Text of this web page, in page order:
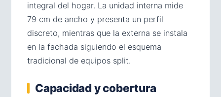
integral del hogar. La unidad interna mide
79 cm de ancho y presenta un perfil
discreto, mientras que la externa se instala
en la fachada siguiendo el esquema
tradicional de equipos split.
Capacidad y cobertura